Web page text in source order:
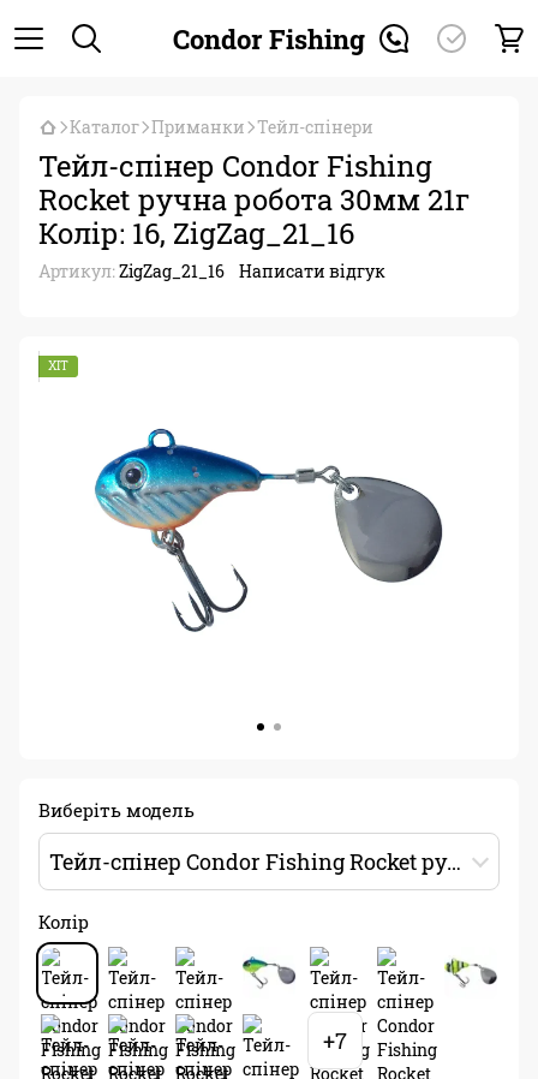
Condor Fishing
Каталог Приманки Тейл-спінери
Тейл-спінер Condor Fishing
Rocket ручна робота 30мм 21г
Колір: 16, ZigZag_21_16
Артикул:ZigZag_21_16 Написати відгук
ХІТ
Виберіть модель
Тейл-спінер Condor Fishing Rocket ручна робота 30мм 21г Колір: 16
Колір
+7